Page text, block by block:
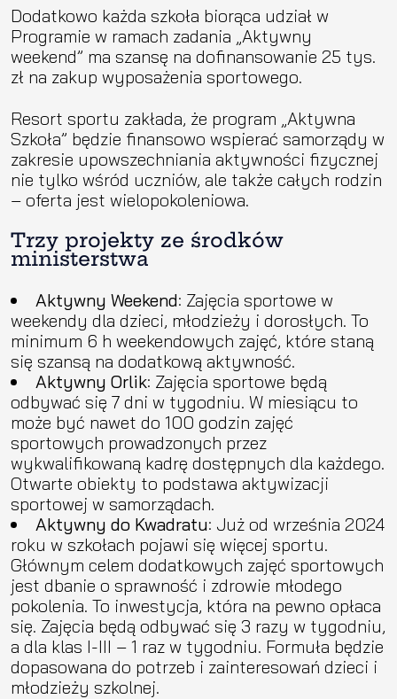
Dodatkowo każda szkoła biorąca udział w
Programie w ramach zadania „Aktywny
weekend” ma szansę na dofinansowanie 25 tys.
zł na zakup wyposażenia sportowego.
Resort sportu zakłada, że program „Aktywna
Szkoła” będzie finansowo wspierać samorządy w
zakresie upowszechniania aktywności fizycznej
nie tylko wśród uczniów, ale także całych rodzin
– oferta jest wielopokoleniowa.
Trzy projekty ze środków
ministerstwa
Aktywny Weekend: Zajęcia sportowe w
weekendy dla dzieci, młodzieży i dorosłych. To
minimum 6 h weekendowych zajęć, które staną
się szansą na dodatkową aktywność.
Aktywny Orlik: Zajęcia sportowe będą
odbywać się 7 dni w tygodniu. W miesiącu to
może być nawet do 100 godzin zajęć
sportowych prowadzonych przez
wykwalifikowaną kadrę dostępnych dla każdego.
Otwarte obiekty to podstawa aktywizacji
sportowej w samorządach.
Aktywny do Kwadratu: Już od września 2024
roku w szkołach pojawi się więcej sportu.
Głównym celem dodatkowych zajęć sportowych
jest dbanie o sprawność i zdrowie młodego
pokolenia. To inwestycja, która na pewno opłaca
się. Zajęcia będą odbywać się 3 razy w tygodniu,
a dla klas I-III – 1 raz w tygodniu. Formuła będzie
dopasowana do potrzeb i zainteresowań dzieci i
młodzieży szkolnej.